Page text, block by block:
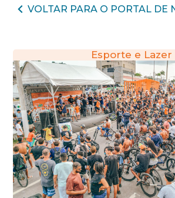
VOLTAR PARA O PORTAL DE
Esporte e Lazer